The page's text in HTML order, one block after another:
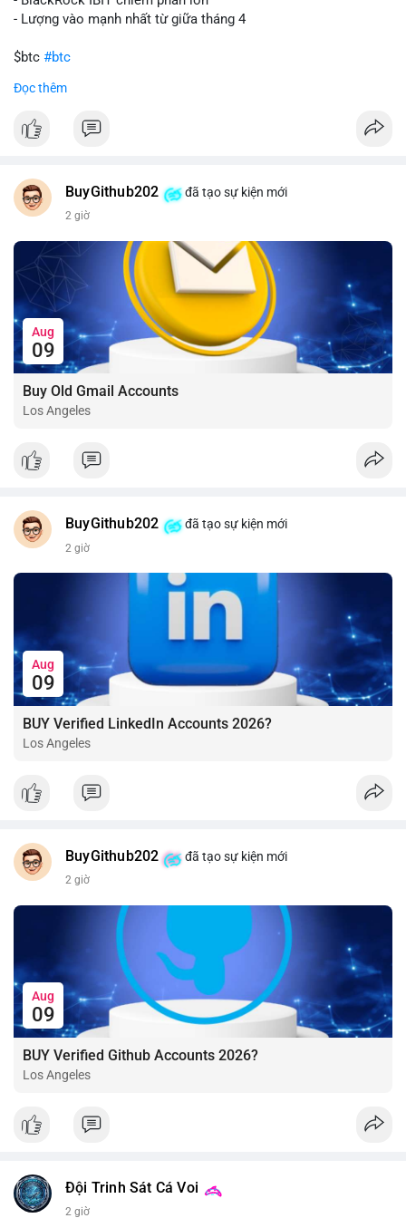
- Lượng vào mạnh nhất từ giữa tháng 4
$btc #btc
#vlikevn
📰 Nguồn: CoinDesk
Đọc thêm
BuyGithub202 đã tạo sự kiện mới
2 giờ
Aug
09
Buy Old Gmail Accounts
Los Angeles
BuyGithub202 đã tạo sự kiện mới
2 giờ
Aug
09
BUY Verified LinkedIn Accounts 2026?
Los Angeles
BuyGithub202 đã tạo sự kiện mới
2 giờ
Aug
09
BUY Verified Github Accounts 2026?
Los Angeles
Đội Trinh Sát Cá Voi
2 giờ